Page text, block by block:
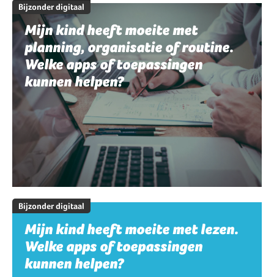
Bijzonder digitaal
Mijn kind heeft moeite met
planning, organisatie of routine.
Welke apps of toepassingen
kunnen helpen?
Bijzonder digitaal
Mijn kind heeft moeite met lezen.
Welke apps of toepassingen
kunnen helpen?